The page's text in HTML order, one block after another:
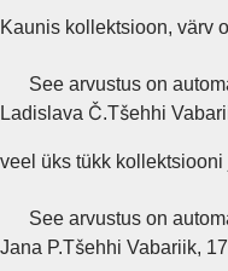
Kaunis kollektsioon, värv
See arvustus on
Ladislava Č.Tšehhi
veel üks tükk kollektsiooni
See arvustus on
Jana P.Tšehhi Vabariik,